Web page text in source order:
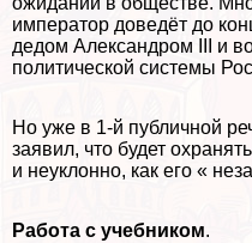
император доведёт до
дедом Александром III и
политической системы
Но уже в 1-й публичной
заявил, что будет
и неуклонно, как его «
Работа с учебником.